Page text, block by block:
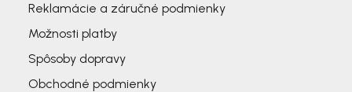
Reklamácie a záručné podmienky
Možnosti platby
Spôsoby dopravy
Obchodné podmienky